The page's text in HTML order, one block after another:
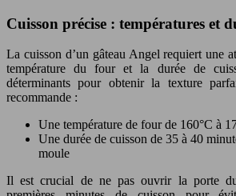
Cuisson précise : températures et
La cuisson d’un gâteau Angel requiert une
température du four et la durée de
déterminants pour obtenir la texture
recommande :
Une température de four de 160°C à
Une durée de cuisson de 35 à 40
moule
Il est crucial de ne pas ouvrir la porte